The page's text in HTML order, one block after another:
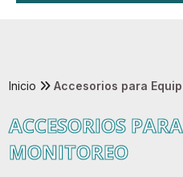
Outlet
Ventajas
Inicio Accesorios para
ACCESORIOS
MONITOREO